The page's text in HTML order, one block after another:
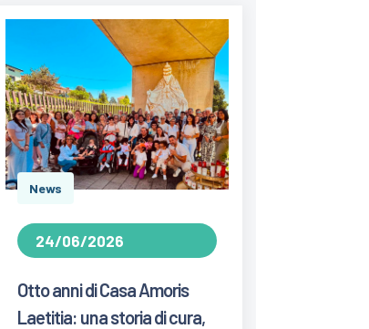
News
24/06/2026
Otto anni di Casa Amoris
Laetitia: una storia di cura,